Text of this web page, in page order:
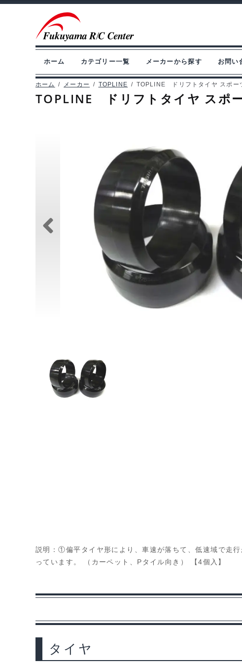
ビ
ゲ
ョ
ン
ン
テ
へ
ス
ホーム カテゴリー一覧 メーカーから探す お問い
ホーム / メーカー / TOPLINE / TOPLINE ドリフトタイヤ スポ
TOPLINE ドリフトタイヤ スポ
説明：①偏平タイヤ形により、車速が落ちて、低速域で走
っています。 （カーペット、Pタイル向き） 【4個入】
タイヤ